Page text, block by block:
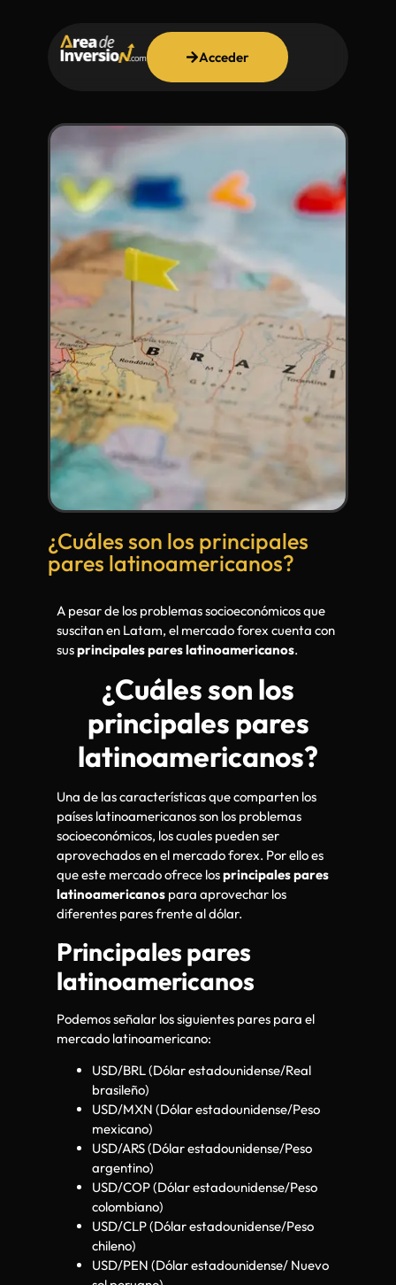
Acceder
¿Cuáles son los principales
pares latinoamericanos?
A pesar de los problemas socioeconómicos que
suscitan en Latam, el mercado forex cuenta con
susprincipales pares latinoamericanos.
¿Cuáles son los
principales pares
latinoamericanos?
Una de las características que comparten los
países latinoamericanos son los problemas
socioeconómicos, los cuales pueden ser
aprovechados en el mercado forex. Por ello es
que este mercado ofrece losprincipales pares
latinoamericanos para aprovechar los
diferentes pares frente al dólar.
Principales pares
latinoamericanos
Podemos señalar los siguientes pares para el
mercado latinoamericano:
USD/BRL (Dólar estadounidense/Real
brasileño)
USD/MXN (Dólar estadounidense/Peso
mexicano)
USD/ARS (Dólar estadounidense/Peso
argentino)
USD/COP (Dólar estadounidense/Peso
colombiano)
USD/CLP (Dólar estadounidense/Peso
chileno)
USD/PEN (Dólar estadounidense/ Nuevo